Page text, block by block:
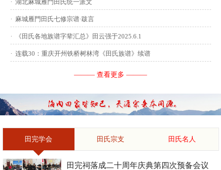
· 湖北麻城雁門田氏统一派文
· 麻城雁門田氏七修宗谱·跋言
· 《田氏各地族谱字辈汇总》田云强于2025.6.1
· 连载30：重庆开州铁桥树林湾《田氏族谱》续谱
——— 查看更多 ———
田完学会 田氏宗支 田氏名人
田完祠落成二十周年庆典第四次预备会议